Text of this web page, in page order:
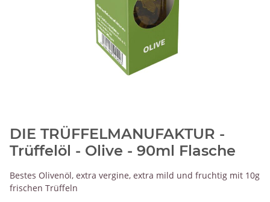
DIE TRÜFFELMANUFAKTUR -
Trüffelöl - Olive - 90ml Flasche
Bestes Olivenöl, extra vergine, extra mild und fruchtig mit 10g
frischen Trüffeln